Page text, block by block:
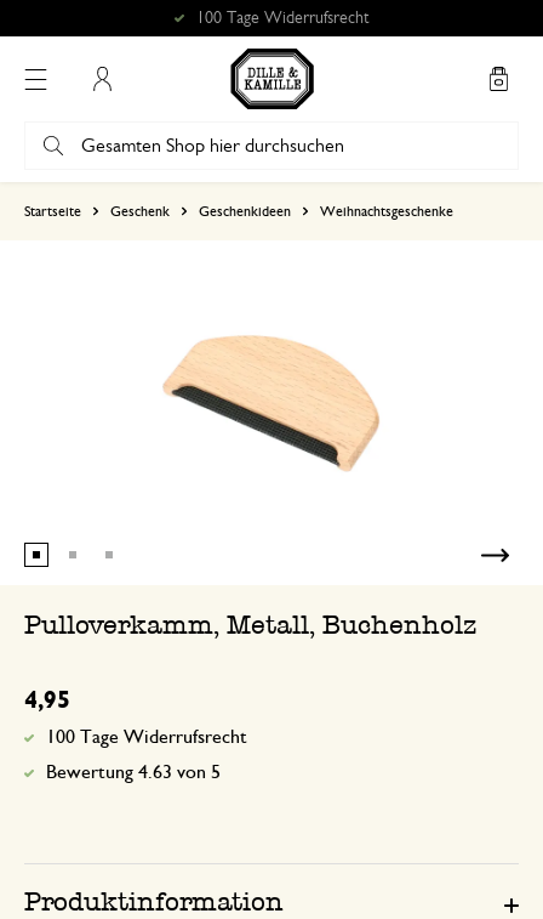
100 Tage Widerrufsrecht
Startseite Geschenk Geschenkideen Weihnachtsgeschenke
Pulloverkamm, Metall, Buchenholz
4,95
100 Tage Widerrufsrecht
Bewertung 4.63 von 5
Produktinformation